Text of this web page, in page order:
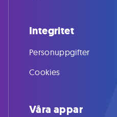
Integritet
Personuppgifter
Cookies
Våra appar